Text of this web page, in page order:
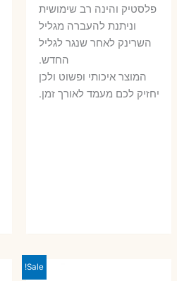
פלסטיק והינה רב שימושית
וניתנת להעברה מגליל
השרינק לאחר שנגר לגליל
החדש.
המוצר איכותי ופשוט ולכן
יחזיק לכם מעמד לאורך זמן.
Sale!